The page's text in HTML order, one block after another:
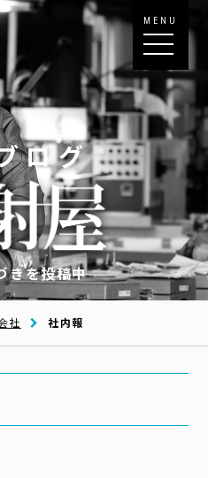
MENU
ログ
きを投稿中
社 社内報